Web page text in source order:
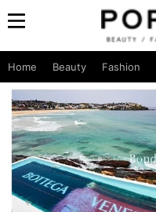
Home Beauty Fashion